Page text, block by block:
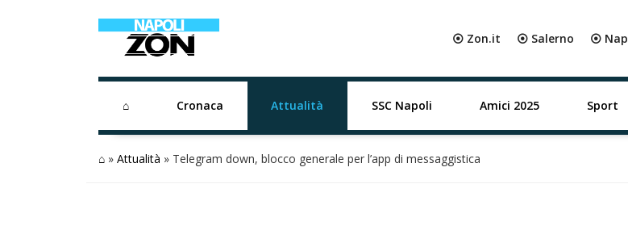
⦿ Zon.it ⦿ Salerno ⦿
⌂ Cronaca Attualità SSC Napoli Amici 2025 Sport
⌂ » Attualità » Telegram down, blocco generale per l’app di messaggistica